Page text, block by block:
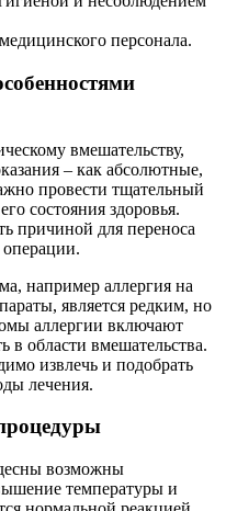
персонала.
вмешательству,
– как абсолютные,
провести тщательный
состояния здоровья.
причиной для переноса
например аллергия на
является редким, но
аллергии включают
в области вмешательства.
извлечь и подобрать
лечения.
возможны
температуры и